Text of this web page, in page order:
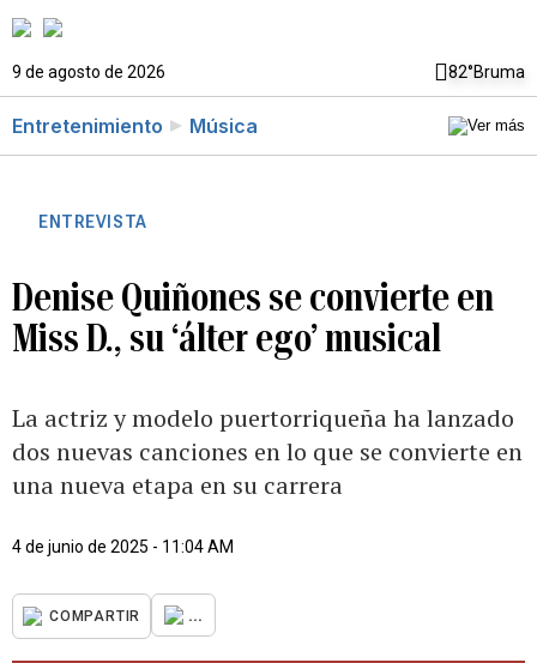
9 de agosto de 2026 82°Bruma
Entretenimiento Música
ENTREVISTA
Denise Quiñones se convierte en
Miss D., su ‘álter ego’ musical
La actriz y modelo puertorriqueña ha lanzado
dos nuevas canciones en lo que se convierte en
una nueva etapa en su carrera
4 de junio de 2025 - 11:04 AM
COMPARTIR ...